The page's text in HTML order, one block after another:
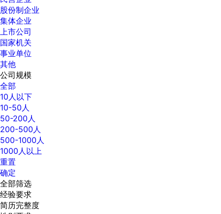
股份制企业
集体企业
上市公司
国家机关
事业单位
其他
公司规模
全部
10人以下
10-50人
50-200人
200-500人
500-1000人
1000人以上
重置
确定
全部筛选
经验要求
简历完整度